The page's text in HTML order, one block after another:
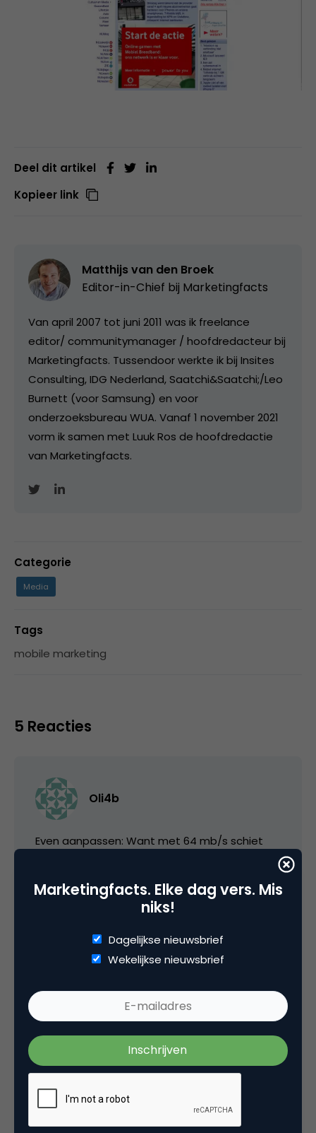
Deel dit artikel
Kopieer link
Matthijs van den Broek
Editor-in-Chief bij Marketingfacts
Van april 2007 tot juni 2011 was ik freelance
editor/ communitymanager / hoofdredacteur bij
Marketingfacts. Tussendoor werkte ik bij Insites
Consulting, IDG Nederland, Saatchi&Saatchi;/Leo
Burnett (voor Samsung) en voor
onderzoeksbureau WUA. Vanaf 1 november 2021
vorm ik samen met Luuk Ros de hoofdredactie
van Marketingfacts.
Categorie
Media
Tags
mobile marketing
5 Reacties
Oli4b
Even aanpassen: Want met 64 mb/s schiet
17 maart 2011 om 04:49
Remco de Vries
mobile is niet alleen.
17 maart 2011 om 05:58
Marketingfacts. Elke dag vers. Mis
niks!
Dagelijkse nieuwsbrief
Wekelijkse nieuwsbrief